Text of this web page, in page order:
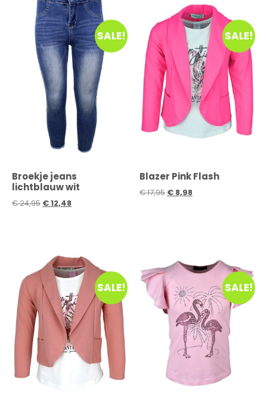
SALE!
Broekje jeans
lichtblauw wit
€24,95 €12,48
SALE!
Blazer Pink Flash
€17,95 € 8,98
SALE! SALE!